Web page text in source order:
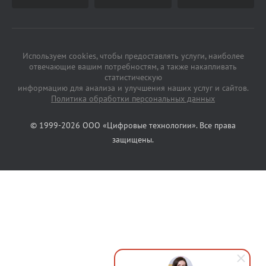
Используем cookies, чтобы предоставлять услуги, наиболее
отвечающие вашим потребностям, а также накапливать
статистическую
информацию для анализа и улучшения наших услуг и сайтов.
Политика обработки персональных данных
© 1999-2026 ООО «Цифровые технологии». Все права
защищены.